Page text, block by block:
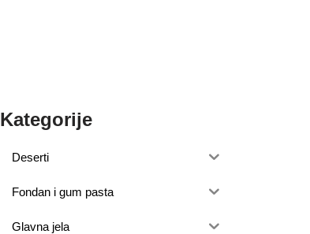
Kategorije
Deserti
Fondan i gum pasta
Glavna jela